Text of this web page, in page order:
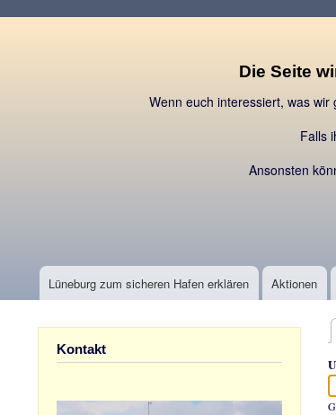
Die Seite
Wenn euch interessiert, was
Falls
Ansonsten
Hauptnavigation
Lüneburg zum sicheren Hafen erklären Aktionen
Kontakt